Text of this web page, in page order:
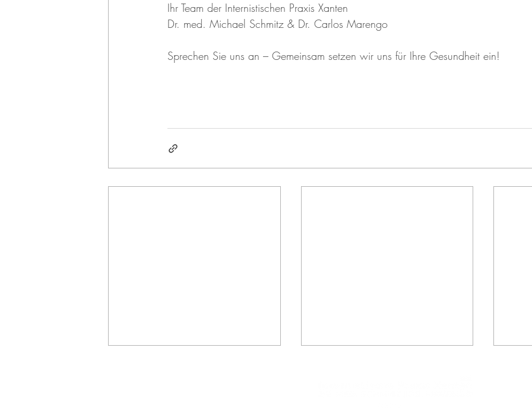
Ihr Team der Internistischen Praxis Xanten
Dr. med. Michael Schmitz & Dr. Carlos Marengo
Sprechen Sie uns an – Gemeinsam setzen wir uns für Ihre Gesundheit ein!